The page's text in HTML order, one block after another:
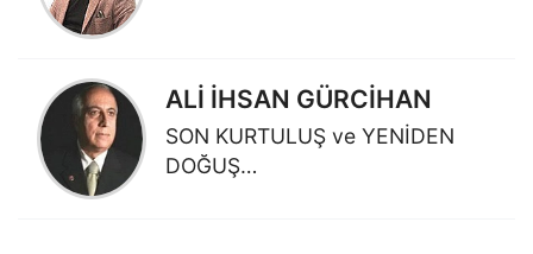
ALİ İHSAN GÜRCİHAN
SON KURTULUŞ ve YENİDEN
DOĞUŞ…